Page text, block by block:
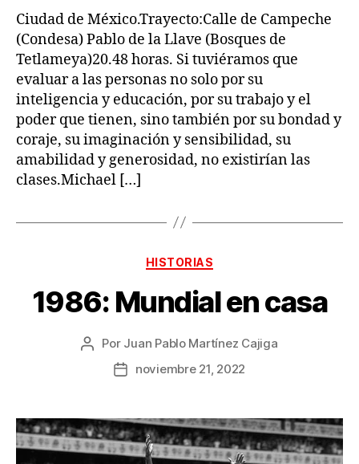
Ciudad de México.Trayecto:Calle de Campeche
(Condesa) Pablo de la Llave (Bosques de
Tetlameya)20.48 horas. Si tuviéramos que
evaluar a las personas no solo por su
inteligencia y educación, por su trabajo y el
poder que tienen, sino también por su bondad y
coraje, su imaginación y sensibilidad, su
amabilidad y generosidad, no existirían las
clases.Michael […]
Categorías
HISTORIAS
1986: Mundial en casa
Autor
Por Juan Pablo Martínez Cajiga
Fecha
publicación
noviembre 21, 2022